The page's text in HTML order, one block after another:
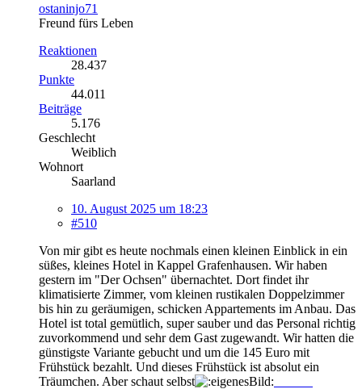
ostaninjo71
Freund fürs Leben
Reaktionen
28.437
Punkte
44.011
Beiträge
5.176
Geschlecht
Weiblich
Wohnort
Saarland
10. August 2025 um 18:23
#510
Von mir gibt es heute nochmals einen kleinen Einblick in ein
süßes, kleines Hotel in Kappel Grafenhausen. Wir haben
gestern im "Der Ochsen" übernachtet. Dort findet ihr
klimatisierte Zimmer, vom kleinen rustikalen Doppelzimmer
bis hin zu geräumigen, schicken Appartements im Anbau. Das
Hotel ist total gemütlich, super sauber und das Personal richtig
zuvorkommend und sehr dem Gast zugewandt. Wir hatten die
günstigste Variante gebucht und um die 145 Euro mit
Frühstück bezahlt. Und dieses Frühstück ist absolut ein
Träumchen. Aber schaut selbst